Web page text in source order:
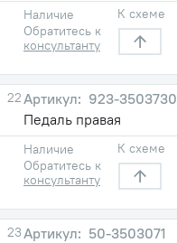
Наличие
Обратитесь к
консультанту
К схеме
22
923-3503730
Педаль правая
Наличие
Обратитесь к
консультанту
К схеме
23
50-3503071